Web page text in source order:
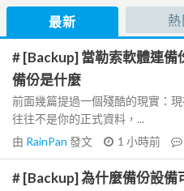
最新 熱
# [Backup] 當勒索軟體連備
備份是什麼
前面幾篇提過一個殘酷的現實：
往往不是你的正式資料，...
由 RainPan 發文 1 小時前
# [Backup] 為什麼備份設備